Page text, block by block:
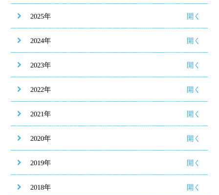
2025年
2024年
2023年
2022年
2021年
2020年
2019年
2018年